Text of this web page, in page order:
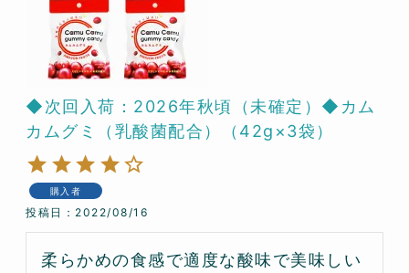
◆次回入荷：2026年秋頃（未確定）◆カム
カムグミ（乳酸菌配合）（42g×3袋）
購入者
投稿日 2022/08/16
柔らかめの食感で適度な酸味で美味しい